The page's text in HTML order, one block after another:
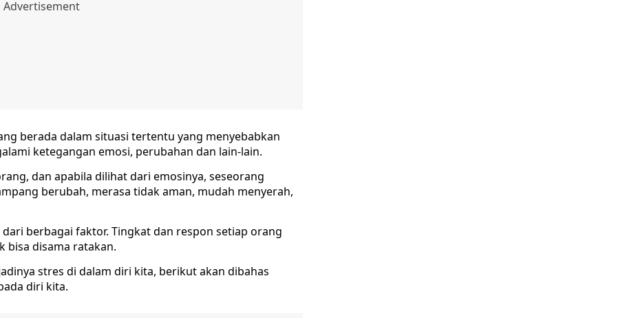
berada dalam situasi tertentu yang menyebabkan
ketegangan emosi, perubahan dan lain-lain.
dan apabila dilihat dari emosinya, seseorang
berubah, merasa tidak aman, mudah menyerah,
berbagai faktor. Tingkat dan respon setiap orang
bisa disama ratakan.
stres di dalam diri kita, berikut akan dibahas
diri kita.